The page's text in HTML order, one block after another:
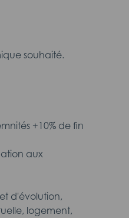
souhaité.
+10% de fin
aux
d'évolution,
logement,